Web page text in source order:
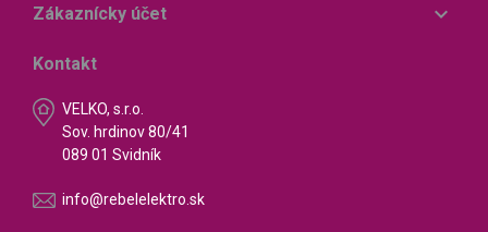
Zákaznícky účet 
Kontakt
VELKO, s.r.o.
Sov. hrdinov 80/41
089 01 Svidník
info@rebelelektro.sk